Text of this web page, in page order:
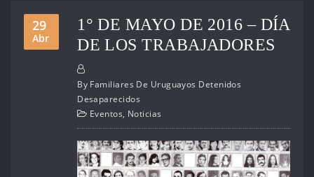
29
Abr
1° DE MAYO DE 2016 – DÍA
DE LOS TRABAJADORES
By Familiares De Uruguayos Detenidos
Desaparecidos
Eventos, Noticias